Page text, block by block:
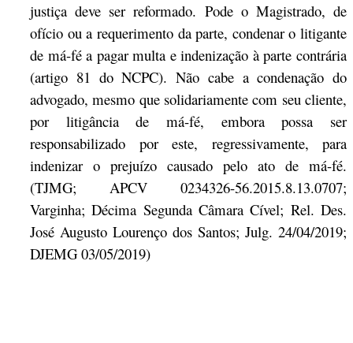
justiça deve ser reformado. Pode o Magistrado, de
ofício ou a requerimento da parte, condenar o litigante
de má-fé a pagar multa e indenização à parte contrária
(artigo 81 do NCPC). Não cabe a condenação do
advogado, mesmo que solidariamente com seu cliente,
por litigância de má-fé, embora possa ser
responsabilizado por este, regressivamente, para
indenizar o prejuízo causado pelo ato de má-fé.
(TJMG; APCV 0234326-56.2015.8.13.0707;
Varginha; Décima Segunda Câmara Cível; Rel. Des.
José Augusto Lourenço dos Santos; Julg. 24/04/2019;
DJEMG 03/05/2019)